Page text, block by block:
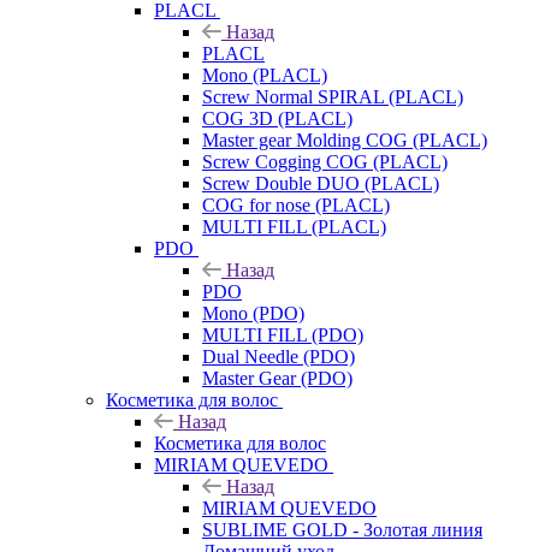
PLACL
Назад
PLACL
Mono (PLACL)
Screw Normal SPIRAL (PLACL)
COG 3D (PLACL)
Master gear Molding COG (PLACL)
Screw Cogging COG (PLACL)
Screw Double DUO (PLACL)
COG for nose (PLACL)
MULTI FILL (PLACL)
PDO
Назад
PDO
Mono (PDO)
MULTI FILL (PDO)
Dual Needle (PDO)
Master Gear (PDO)
Косметика для волос
Назад
Косметика для волос
MIRIAM QUEVEDO
Назад
MIRIAM QUEVEDO
SUBLIME GOLD - Золотая линия